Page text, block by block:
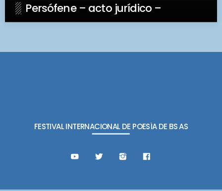
Persófene – acto jurídico –
FESTIVAL INTERNACIONAL DE POESÍA DE BS AS